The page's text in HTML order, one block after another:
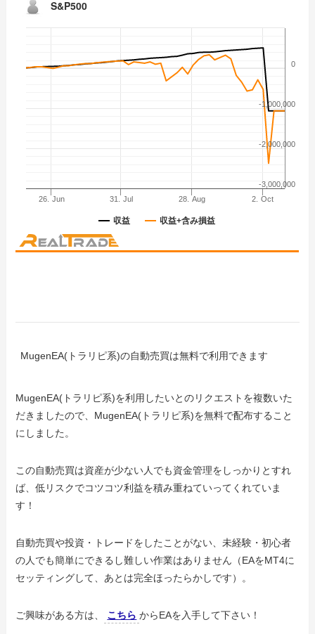
MugenEA(トラリピ系)の自動売買は無料で利用できます
MugenEA(トラリピ系)を利用したいとのリクエストを複数いた
だきましたので、MugenEA(トラリピ系)を無料で配布すること
にしました。
この自動売買は資産が少ない人でも資金管理をしっかりとすれ
ば、低リスクでコツコツ利益を積み重ねていってくれていま
す！
自動売買や投資・トレードをしたことがない、未経験・初心者
の人でも簡単にできるし難しい作業はありません（EAをMT4に
セッティングして、あとは完全ほったらかしです）。
ご興味がある方は、 こちら からEAを入手して下さい！